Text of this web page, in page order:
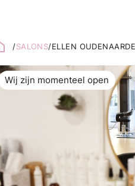
/SALONS/ELLEN
Wij zijn momenteel open